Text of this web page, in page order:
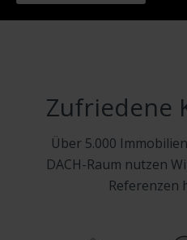
Zufriedene
Über 5.000
DACH-Raum nutzen
Referenzen